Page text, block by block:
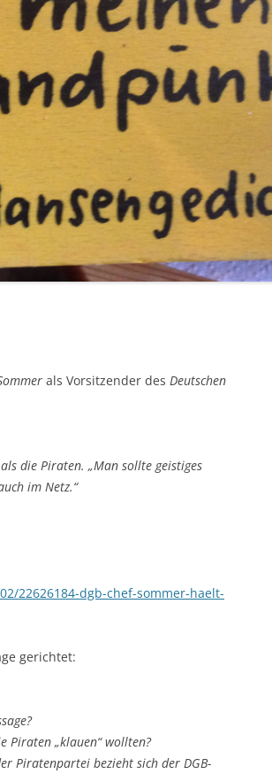
als Vorsitzender des Deutschen
die Piraten. „Man sollte geistiges
im Netz.“
22626184-dgb-chef-sommer-haelt-
gerichtet:
Piraten „klauen“ wollten?
Piratenpartei bezieht sich der DGB-